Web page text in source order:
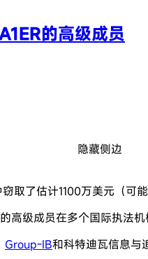
的高级成员
隐藏侧边
取了估计1100万美元（可
的高级成员在多个国际执法机
Group-IB和科特迪瓦信息与